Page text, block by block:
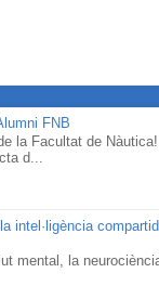
FNB
la Facultat de
d...
intel·ligència
mental, la